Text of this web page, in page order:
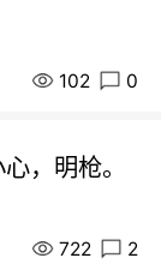
102 0
，明枪。
722 2